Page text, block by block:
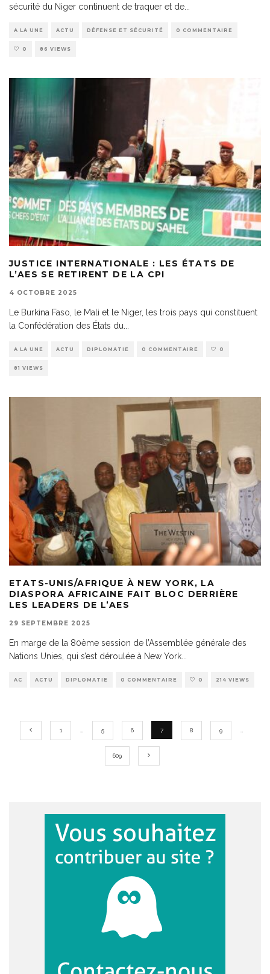
sécurité du Niger continuent de traquer et de
A LA UNE ACTU DÉFENSE ET SÉCURITÉ 0 COMMENTAIRE
0 86 VIEWS
JUSTICE INTERNATIONALE : LES ÉTATS DE
L’AES SE RETIRENT DE LA CPI
4 OCTOBRE 2025
Le Burkina Faso, le Mali et le Niger, les trois pays qui constituent
la Confédération des États du...
A LA UNE ACTU DIPLOMATIE 0 COMMENTAIRE 0
81 VIEWS
ETATS-UNIS/AFRIQUE À NEW YORK, LA
DIASPORA AFRICAINE FAIT BLOC DERRIÈRE
LES LEADERS DE L’AES
29 SEPTEMBRE 2025
En marge de la 80ème session de l’Assemblée générale des
Nations Unies, qui s’est déroulée à New York
AC ACTU DIPLOMATIE 0 COMMENTAIRE 0 214 VIEWS
1 5 6 7 8 9
609